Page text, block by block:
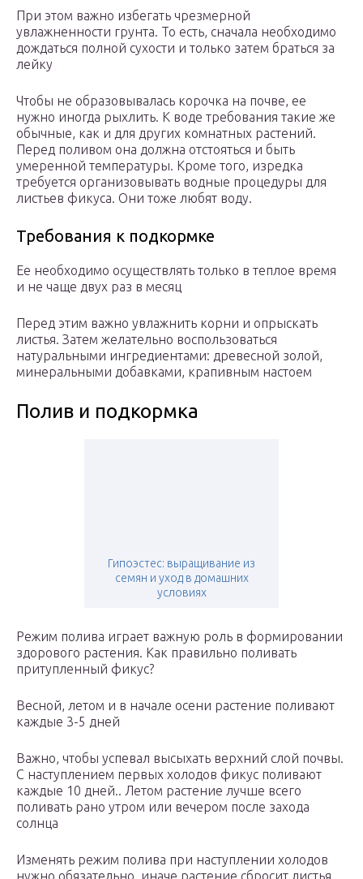
При этом важно избегать чрезмерной
увлажненности грунта. То есть, сначала необходимо
дождаться полной сухости и только затем браться за
лейку
Чтобы не образовывалась корочка на почве, ее
нужно иногда рыхлить. К воде требования такие же
обычные, как и для других комнатных растений.
Перед поливом она должна отстояться и быть
умеренной температуры. Кроме того, изредка
требуется организовывать водные процедуры для
листьев фикуса. Они тоже любят воду.
Требования к подкормке
Ее необходимо осуществлять только в теплое время
и не чаще двух раз в месяц
Перед этим важно увлажнить корни и опрыскать
листья. Затем желательно воспользоваться
натуральными ингредиентами: древесной золой,
минеральными добавками, крапивным настоем
Полив и подкормка
Гипоэстес: выращивание из
семян и уход в домашних
условиях
Режим полива играет важную роль в формировании
здорового растения. Как правильно поливать
притупленный фикус?
Весной, летом и в начале осени растение поливают
каждые 3-5 дней
Важно, чтобы успевал высыхать верхний слой почвы.
С наступлением первых холодов фикус поливают
каждые 10 дней.. Летом растение лучше всего
поливать рано утром или вечером после захода
солнца
Изменять режим полива при наступлении холодов
нужно обязательно, иначе растение сбросит листья